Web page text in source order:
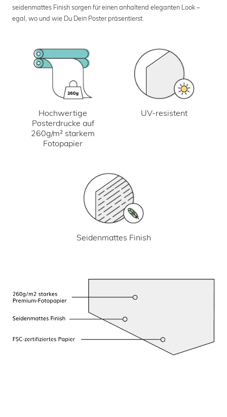
seidenmattes Finish sorgen für einen anhaltend eleganten Look –
egal, wo und wie Du Dein Poster präsentierst.
Hochwertige
Posterdrucke auf
260g/m² starkem
Fotopapier
UV-resistent
Seidenmattes Finish